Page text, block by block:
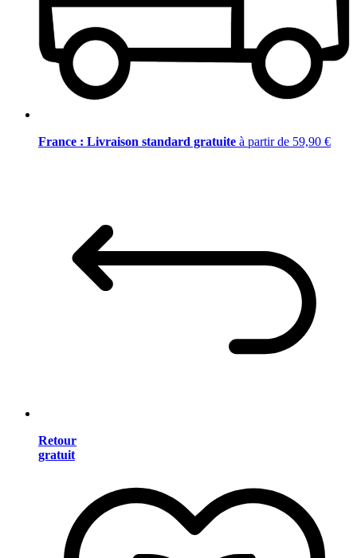
France : Livraison standard gratuite à partir de 59,90 €
Retour
gratuit